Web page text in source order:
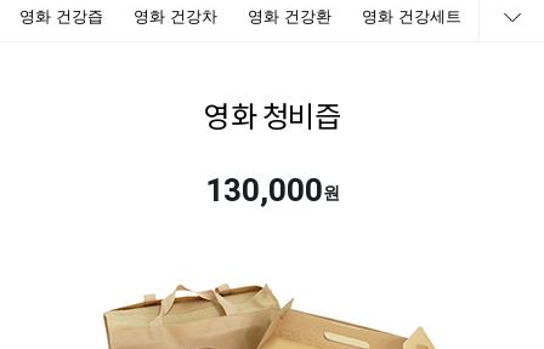
영화 건강즙 영화 건강차 영화 건강환 영화 건강세트
영화 청비즙
130,000원